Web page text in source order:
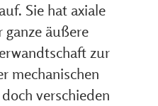
Sie hat axiale
äußere
zur
mechanischen
verschieden